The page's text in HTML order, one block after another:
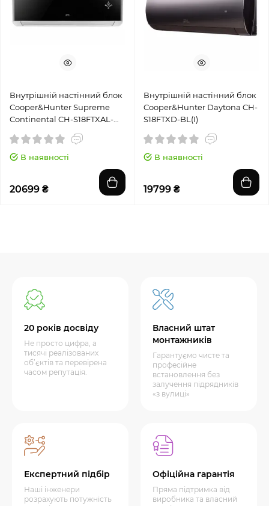
Внутрішній настінний блок
Cooper&Hunter Supreme
Continental CH-S18FTXAL-
В наявності
20699 ₴
Внутрішній настінний блок
Cooper&Hunter Daytona CH-
S18FTXD-BL(I)
В наявності
19799 ₴
20 років досвіду
Не просто цифра, а
тисячі реалізованих
об’єктів та перевірена
часом репутація.
Власний штат
монтажників
Гарантуємо чисте та
професійне
встановлення без
залучення підрядників
«з вулиці»
Експертний підбір
Наші інженери
розрахують потужність
Офіційна гарантія
Пряма підтримка від
виробника та власний